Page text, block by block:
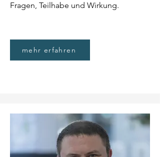
Fragen, Teilhabe und Wirkung.
mehr erfahren